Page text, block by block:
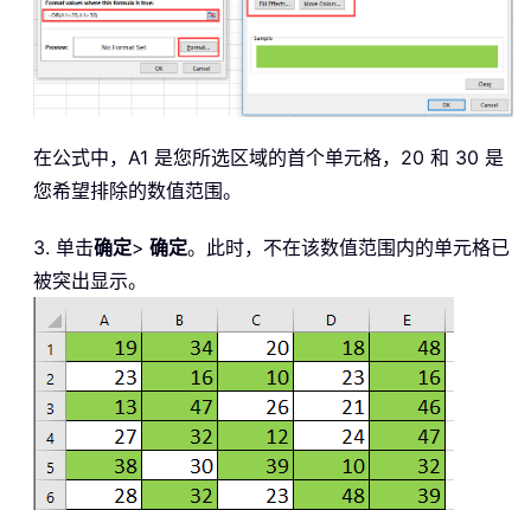
在公式中，A1 是您所选区域的首个单元格，20 和 30 是
您希望排除的数值范围。
3. 单击确定> 确定。此时，不在该数值范围内的单元格已
被突出显示。